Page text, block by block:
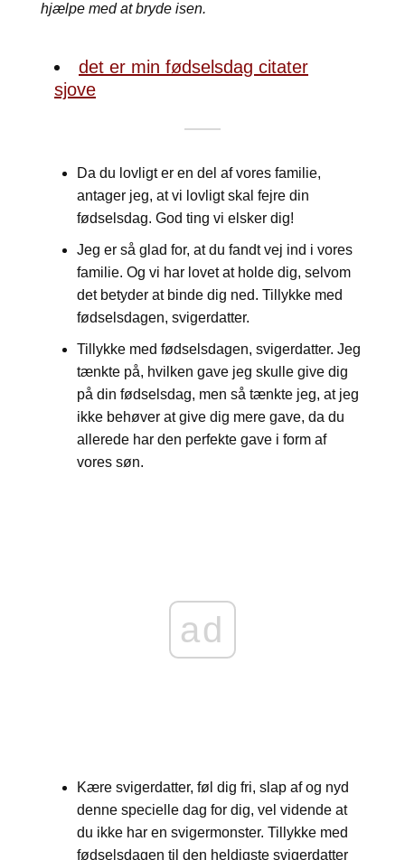
hjælpe med at bryde isen.
det er min fødselsdag citater
sjove
Da du lovligt er en del af vores familie,
antager jeg, at vi lovligt skal fejre din
fødselsdag. God ting vi elsker dig!
Jeg er så glad for, at du fandt vej ind i vores
familie. Og vi har lovet at holde dig, selvom
det betyder at binde dig ned. Tillykke med
fødselsdagen, svigerdatter.
Tillykke med fødselsdagen, svigerdatter. Jeg
tænkte på, hvilken gave jeg skulle give dig
på din fødselsdag, men så tænkte jeg, at jeg
ikke behøver at give dig mere gave, da du
allerede har den perfekte gave i form af
vores søn.
ad
Kære svigerdatter, føl dig fri, slap af og nyd
denne specielle dag for dig, vel vidende at
du ikke har en svigermonster. Tillykke med
fødselsdagen til den heldigste svigerdatter